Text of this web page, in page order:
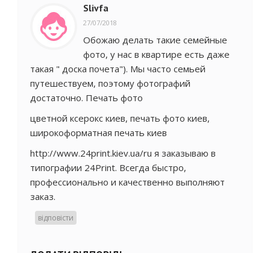
Slivfa
27/07/2018
Обожаю делать такие семейные
фото, у нас в квартире есть даже
такая " доска почета"). Мы часто семьей
путешествуем, поэтому фотографий
достаточно. Печать фото
цветной ксерокс киев, печать фото киев,
широкоформатная печать киев
http://www.24print.kiev.ua/ru я заказываю в
типографии 24Print. Всегда быстро,
профессионально и качественно выполняют
заказ.
відповісти